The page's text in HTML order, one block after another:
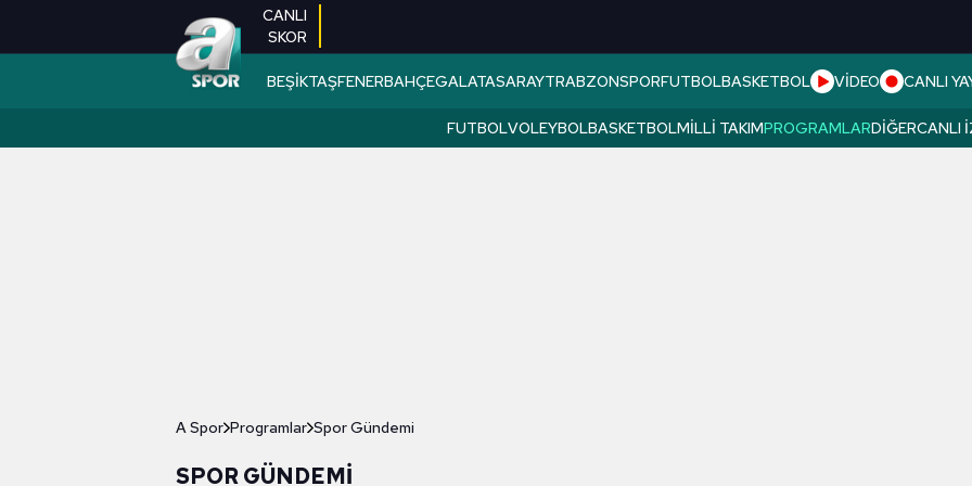
CANLI
SKOR
BEŞİKTAŞFENERBAHÇEGALATASARAYTRABZONSPORFUTBOLBASKETBOL VİDEO CANLI
FUTBOLVOLEYBOLBASKETBOLMILLI TAKIMPROGRAMLARDIĞERCANLI
A Spor Programlar Spor Gündemi
SPOR GÜNDEMI